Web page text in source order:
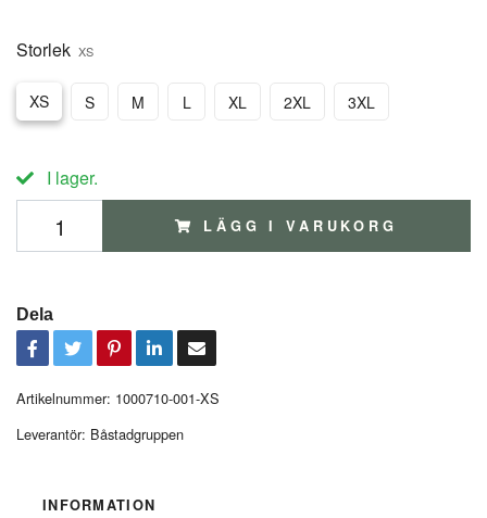
Storlek XS
XS S M L XL 2XL 3XL
I lager.
LÄGG I VARUKORG
Dela
Artikelnummer: 1000710-001-XS
Leverantör: Båstadgruppen
INFORMATION